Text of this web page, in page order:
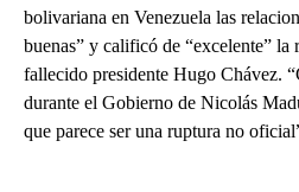
bolivariana en Venezuela las
buenas” y calificó de “excelente”
fallecido presidente Hugo Chávez.
durante el Gobierno de Nicolás
que parece ser una ruptura no